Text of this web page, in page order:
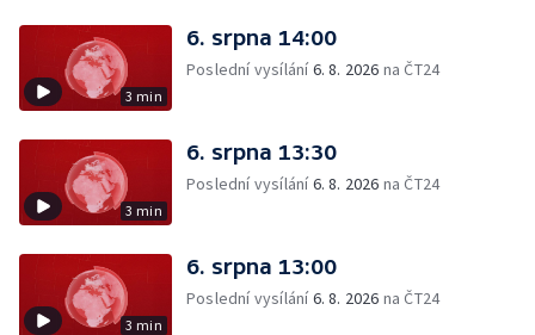
3 min
6. srpna 14:00
Poslední vysílání6. 8. 2026 na ČT24
3 min
6. srpna 13:30
Poslední vysílání6. 8. 2026 na ČT24
3 min
6. srpna 13:00
Poslední vysílání6. 8. 2026 na ČT24